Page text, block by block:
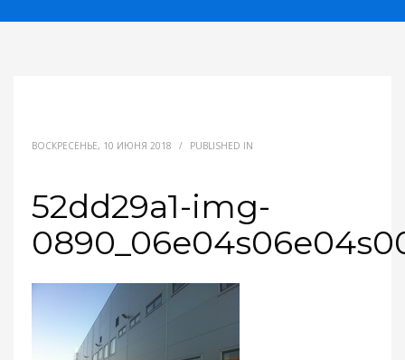
ВОСКРЕСЕНЬЕ, 10 ИЮНЯ 2018 / PUBLISHED IN
52dd29a1-img-